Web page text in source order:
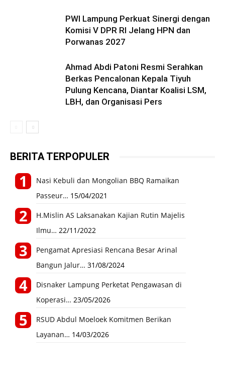
PWI Lampung Perkuat Sinergi dengan
Komisi V DPR RI Jelang HPN dan
Porwanas 2027
Ahmad Abdi Patoni Resmi Serahkan
Berkas Pencalonan Kepala Tiyuh
Pulung Kencana, Diantar Koalisi LSM,
LBH, dan Organisasi Pers
BERITA TERPOPULER
Nasi Kebuli dan Mongolian BBQ Ramaikan
Passeur… 15/04/2021
H.Mislin AS Laksanakan Kajian Rutin Majelis
Ilmu… 22/11/2022
Pengamat Apresiasi Rencana Besar Arinal
Bangun Jalur… 31/08/2024
Disnaker Lampung Perketat Pengawasan di
Koperasi… 23/05/2026
RSUD Abdul Moeloek Komitmen Berikan
Layanan… 14/03/2026